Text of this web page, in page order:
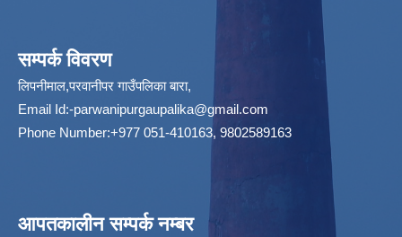
सम्पर्क विवरण
लिपनीमाल,परवानीपर गाउँपलिका बारा,
Email Id:-parwanipurgaupalika@gmail.com
Phone Number:+977 051-410163, 9802589163
आपतकालीन सम्पर्क नम्बर